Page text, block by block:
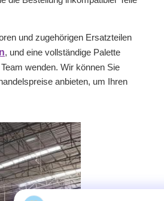
und zugehörigen Ersatzteilen
, und eine vollständige Palette
wenden. Wir können Sie
anbieten, um Ihren